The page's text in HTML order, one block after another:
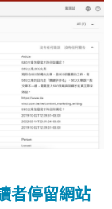
者停留網站